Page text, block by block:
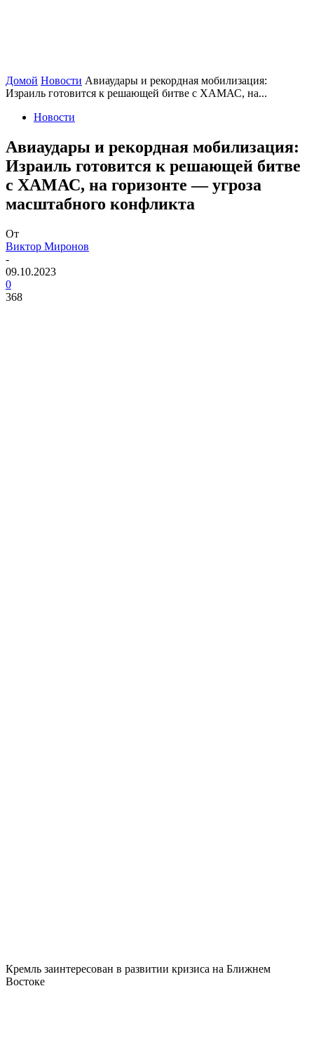
Домой Новости Авиаудары и рекордная мобилизация:
Израиль готовится к решающей битве с ХАМАС, на...
Новости
Авиаудары и рекордная мобилизация:
Израиль готовится к решающей битве
с ХАМАС, на горизонте — угроза
масштабного конфликта
От
Виктор Миронов
-
09.10.2023
0
368
Кремль заинтересован в развитии кризиса на Ближнем
Востоке